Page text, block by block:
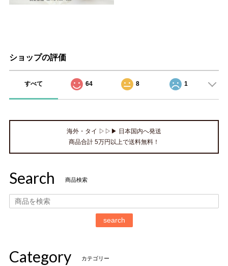
ショップの評価
すべて 64 8 1
海外・タイ ▷▷▶ 日本国内へ発送
商品合計 5万円以上で送料無料！
Search 商品検索
search
Category カテゴリー